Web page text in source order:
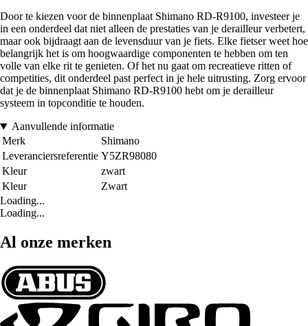
Door te kiezen voor de binnenplaat Shimano RD-R9100, investeer je
in een onderdeel dat niet alleen de prestaties van je derailleur verbetert,
maar ook bijdraagt aan de levensduur van je fiets. Elke fietser weet hoe
belangrijk het is om hoogwaardige componenten te hebben om ten
volle van elke rit te genieten. Of het nu gaat om recreatieve ritten of
competities, dit onderdeel past perfect in je hele uitrusting. Zorg ervoor
dat je de binnenplaat Shimano RD-R9100 hebt om je derailleur
systeem in topconditie te houden.
Aanvullende informatie
Merk
Shimano
Leveranciersreferentie Y5ZR98080
Kleur
zwart
Kleur
Zwart
Loading...
Loading...
Al onze merken